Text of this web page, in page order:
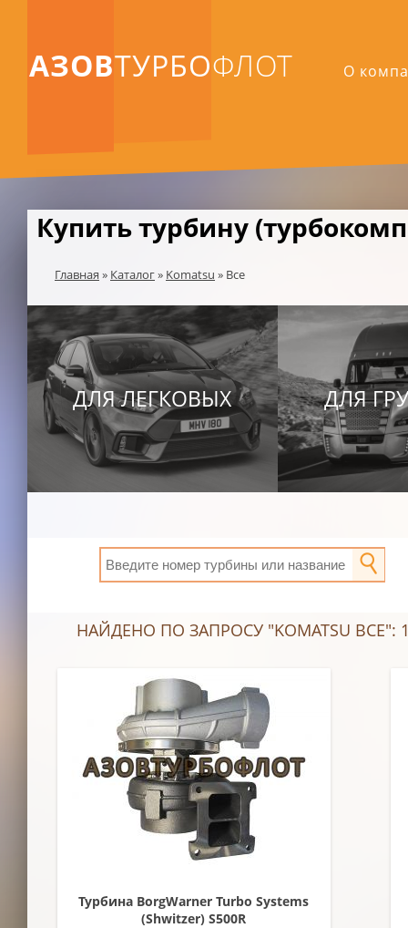
АЗОВТУРБОФЛОТ О
Купить турбину
Главная » Каталог» Komatsu » Все
ДЛЯ ЛЕГКОВЫХ ДЛЯ
НАЙДЕНО ПО ЗАПРОСУ "KOMATSU ВСЕ":
Турбина BorgWarner Turbo Systems
(Shwitzer) S500R